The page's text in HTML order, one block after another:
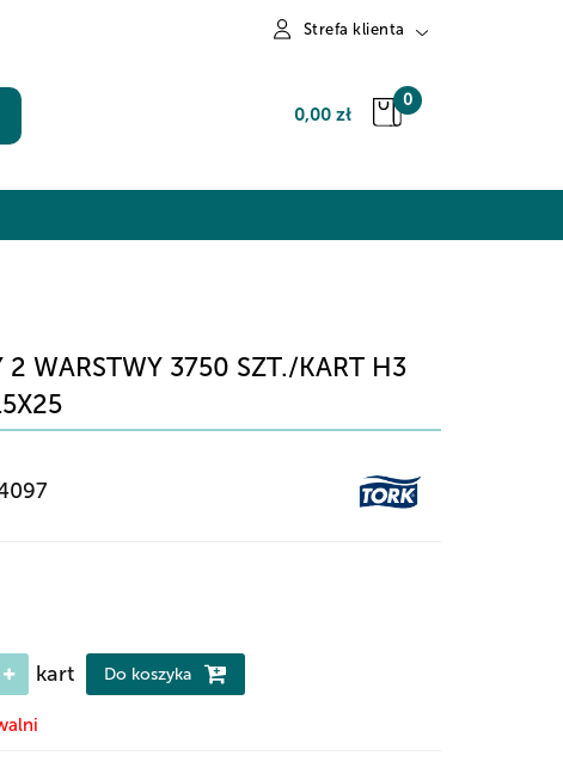
Strefa klienta
Zaloguj się
Zarejestruj się
0,00 zł
0
WARSTWY 3750 SZT./KART H3
kart Do koszyka